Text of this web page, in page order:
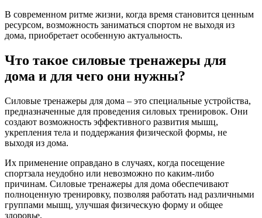
В современном ритме жизни, когда время становится ценным
ресурсом, возможность заниматься спортом не выходя из
дома, приобретает особенную актуальность.
Что такое силовые тренажеры для
дома и для чего они нужны?
Силовые тренажеры для дома – это специальные устройства,
предназначенные для проведения силовых тренировок. Они
создают возможность эффективного развития мышц,
укрепления тела и поддержания физической формы, не
выходя из дома.
Их применение оправдано в случаях, когда посещение
спортзала неудобно или невозможно по каким-либо
причинам. Силовые тренажеры для дома обеспечивают
полноценную тренировку, позволяя работать над различными
группами мышц, улучшая физическую форму и общее
здоровье.